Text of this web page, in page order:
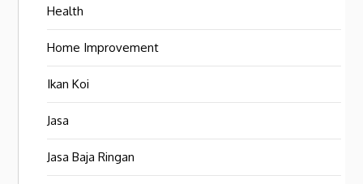
Health
Home Improvement
Ikan Koi
Jasa
Jasa Baja Ringan